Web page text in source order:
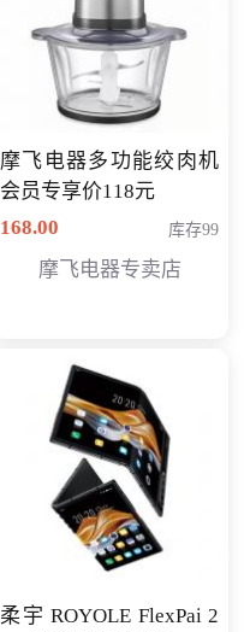
摩飞电器多功能绞肉机
会员专享价118元
168.00
库存99
摩飞电器专卖店
柔宇 ROYOLE FlexPai 2